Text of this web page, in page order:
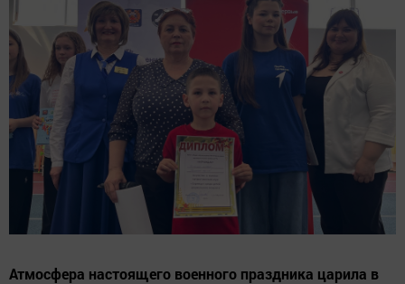
Атмосфера настоящего военного праздника царила в